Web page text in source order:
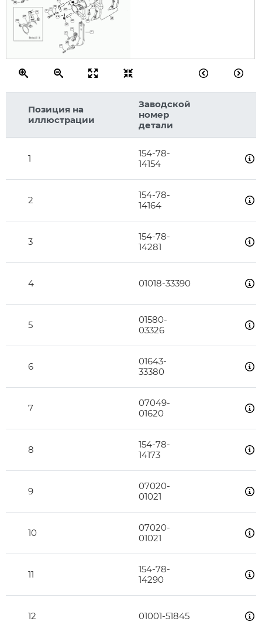
22
26
26
27
27
30
31
32
41
41
42
43
43
44
44
45
46
47
47
Позиция на
иллюстрации
Заводской
номер
детали
1
154-78-
14154
2
154-78-
14164
3
154-78-
14281
4 01018-33390
5
01580-
03326
6
01643-
33380
7
07049-
01620
8
154-78-
14173
9
07020-
01021
10
07020-
01021
11
154-78-
14290
12 01001-51845